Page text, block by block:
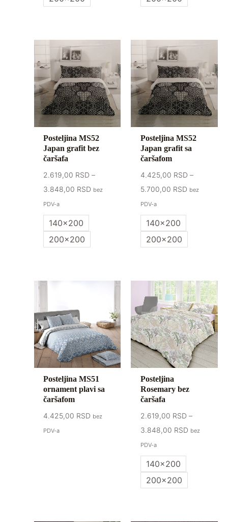
Posteljina MS52
Japan grafit bez
čaršafa
2.619,00 RSD –
3.848,00 RSD
2.619,00 RSD
do
3.848,00 RSD
bez
PDV-a
140x200
200x200
Posteljina MS52
Japan grafit sa
čaršafom
4.425,00 RSD –
5.700,00 RSD
4.425,00
do
5.700,00
bez
PDV-a
140x200
200x200
Posteljina MS51
ornament plavi sa
čaršafom
4.425,00 RSD bez
PDV-a
Posteljina
Rosemary bez
čaršafa
2.619,00 RSD –
3.848,00 RSD
Raspon
cena:
od
2.619,00
do
3.848,00
bez
PDV-a
140x200
200x200